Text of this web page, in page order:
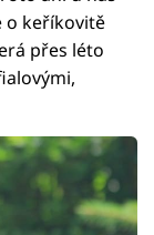
o keříkovitě
přes léto